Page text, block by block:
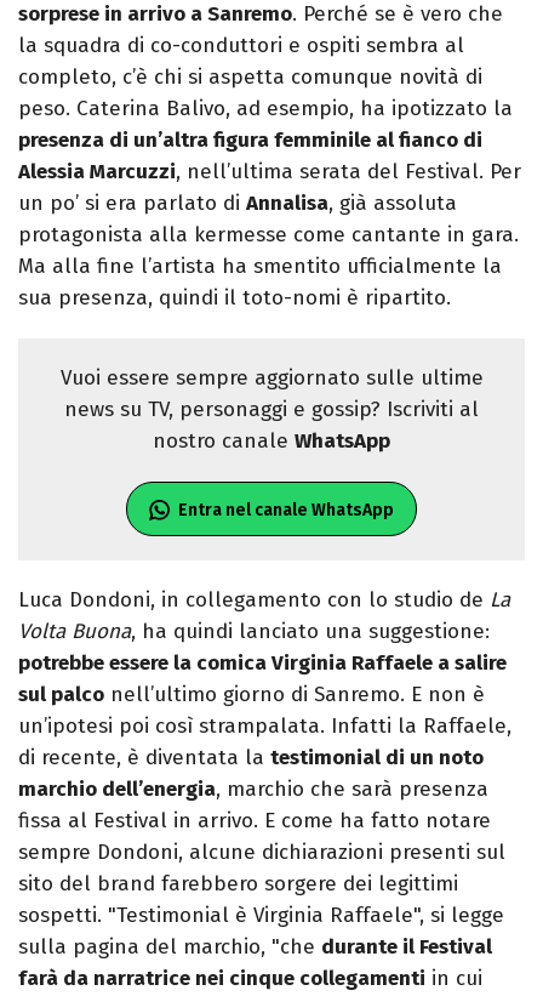
sorprese in arrivo a Sanremo. Perché se è vero che
la squadra di co-conduttori e ospiti sembra al
completo, c’è chi si aspetta comunque novità di
peso. Caterina Balivo, ad esempio, ha ipotizzato la
presenza di un’altra figura femminile al fianco di
Alessia Marcuzzi, nell’ultima serata del Festival. Per
un po’ si era parlato di Annalisa, già assoluta
protagonista alla kermesse come cantante in gara.
Ma alla fine l’artista ha smentito ufficialmente la
sua presenza, quindi il toto-nomi è ripartito.
Vuoi essere sempre aggiornato sulle ultime
news su TV, personaggi e gossip? Iscriviti al
nostro canale WhatsApp
Entra nel canale WhatsApp
Luca Dondoni, in collegamento con lo studio de La
Volta Buona, ha quindi lanciato una suggestione:
potrebbe essere la comica Virginia Raffaele a salire
sul palco nell’ultimo giorno di Sanremo. E non è
un’ipotesi poi così strampalata. Infatti la Raffaele,
di recente, è diventata la testimonial di un noto
marchio dell’energia, marchio che sarà presenza
fissa al Festival in arrivo. E come ha fatto notare
sempre Dondoni, alcune dichiarazioni presenti sul
sito del brand farebbero sorgere dei legittimi
sospetti. "Testimonial è Virginia Raffaele", si legge
sulla pagina del marchio, "che durante il Festival
farà da narratrice nei cinque collegamenti in cui